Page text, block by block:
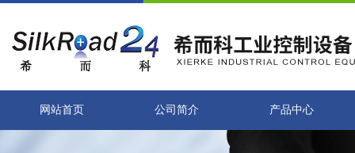
网站首页 公司简介 产品中心